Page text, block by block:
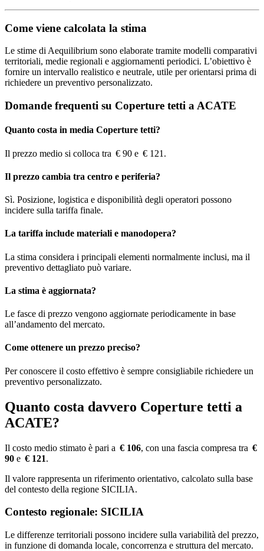
Come viene calcolata la stima
Le stime di Aequilibrium sono elaborate tramite modelli comparativi
territoriali, medie regionali e aggiornamenti periodici. L’obiettivo è
fornire un intervallo realistico e neutrale, utile per orientarsi prima di
richiedere un preventivo personalizzato.
Domande frequenti su Coperture tetti a ACATE
Quanto costa in media Coperture tetti?
Il prezzo medio si colloca tra € 90 e € 121.
Il prezzo cambia tra centro e periferia?
Sì. Posizione, logistica e disponibilità degli operatori possono
incidere sulla tariffa finale.
La tariffa include materiali e manodopera?
La stima considera i principali elementi normalmente inclusi, ma il
preventivo dettagliato può variare.
La stima è aggiornata?
Le fasce di prezzo vengono aggiornate periodicamente in base
all’andamento del mercato.
Come ottenere un prezzo preciso?
Per conoscere il costo effettivo è sempre consigliabile richiedere un
preventivo personalizzato.
Quanto costa davvero Coperture tetti a
ACATE?
Il costo medio stimato è pari a € 106, con una fascia compresa tra €
90 e € 121.
Il valore rappresenta un riferimento orientativo, calcolato sulla base
del contesto della regione SICILIA.
Contesto regionale: SICILIA
Le differenze territoriali possono incidere sulla variabilità del prezzo,
in funzione di domanda locale, concorrenza e struttura del mercato.